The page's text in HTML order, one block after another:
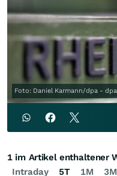
Foto: Daniel Karmann/dpa -
Intraday 5T 1M 3M
1 im Artikel enthaltener